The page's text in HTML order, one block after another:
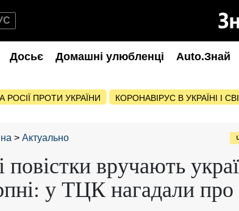
Досьє Домашні улюбленці Auto.Знай
РОСІЇ ПРОТИ УКРАЇНИ КОРОНАВІРУС В УКРАЇНІ І
Актуально
повістки вручають
у ТЦК нагадали